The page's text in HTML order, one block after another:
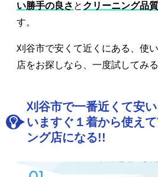
い勝手の良さ と クリーニング品質
す。
刈谷市で安くて近くにある、使
店をお探しなら、一度試してみ
刈谷市で一番近くて安
いますぐ１着から使え
ング店になる!!